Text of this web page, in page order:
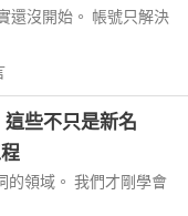
還沒開始。 帳號只解決
些不只是新名
的領域。 我們才剛學會